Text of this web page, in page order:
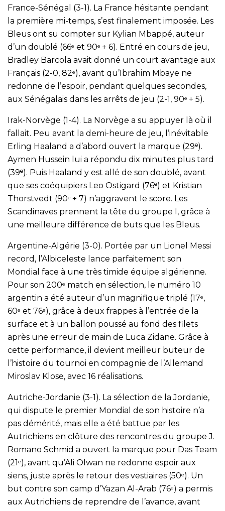
France-Sénégal (3-1). La France hésitante pendant
la première mi-temps, s’est finalement imposée. Les
Bleus ont su compter sur Kylian Mbappé, auteur
d’un doublé (66e et 90e + 6). Entré en cours de jeu,
Bradley Barcola avait donné un court avantage aux
Français (2-0, 82e), avant qu’Ibrahim Mbaye ne
redonne de l’espoir, pendant quelques secondes,
aux Sénégalais dans les arrêts de jeu (2-1, 90e + 5).
Irak-Norvège (1-4). La Norvège a su appuyer là où il
fallait. Peu avant la demi-heure de jeu, l’inévitable
Erling Haaland a d’abord ouvert la marque (29ᵉ).
Aymen Hussein lui a répondu dix minutes plus tard
(39ᵉ). Puis Haaland y est allé de son doublé, avant
que ses coéquipiers Leo Ostigard (76ᵉ) et Kristian
Thorstvedt (90e + 7) n’aggravent le score. Les
Scandinaves prennent la tête du groupe I, grâce à
une meilleure différence de buts que les Bleus.
Argentine-Algérie (3-0). Portée par un Lionel Messi
record, l’Albiceleste lance parfaitement son
Mondial face à une très timide équipe algérienne.
Pour son 200e match en sélection, le numéro 10
argentin a été auteur d’un magnifique triplé (17e,
60e et 76e), grâce à deux frappes à l’entrée de la
surface et à un ballon poussé au fond des filets
après une erreur de main de Luca Zidane. Grâce à
cette performance, il devient meilleur buteur de
l’histoire du tournoi en compagnie de l’Allemand
Miroslav Klose, avec 16 réalisations.
Autriche-Jordanie (3-1). La sélection de la Jordanie,
qui dispute le premier Mondial de son histoire n’a
pas démérité, mais elle a été battue par les
Autrichiens en clôture des rencontres du groupe J.
Romano Schmid a ouvert la marque pour Das Team
(21e), avant qu’Ali Olwan ne redonne espoir aux
siens, juste après le retour des vestiaires (50e). Un
but contre son camp d’Yazan Al-Arab (76e) a permis
aux Autrichiens de reprendre de l’avance, avant